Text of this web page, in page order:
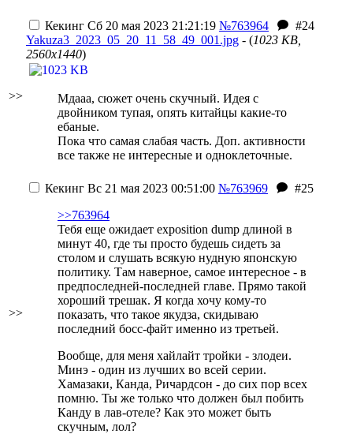
>>
Кекинг Сб 20 мая 2023 21:21:19 №763964
#24
Yakuza3_2023_05_20_11_58_49_001.jpg - (1023 KB,
2560x1440)
Мдааа, сюжет очень скучный. Идея с
двойником тупая, опять китайцы какие-то
ебаные.
Пока что самая слабая часть. Доп. активности
все также не интересные и одноклеточные.
>>
Кекинг Вс 21 мая 2023 00:51:00 №763969
#25
>>763964
Тебя еще ожидает exposition dump длиной в
минут 40, где ты просто будешь сидеть за
столом и слушать всякую нудную японскую
политику. Там наверное, самое интересное - в
предпоследней-последней главе. Прямо такой
хороший трешак. Я когда хочу кому-то
показать, что такое якудза, скидываю
последний босс-файт именно из третьей.
Вообще, для меня хайлайт тройки - злодеи.
Минэ - один из лучших во всей серии.
Хамазаки, Канда, Ричардсон - до сих пор всех
помню. Ты же только что должен был побить
Канду в лав-отеле? Как это может быть
скучным, лол?